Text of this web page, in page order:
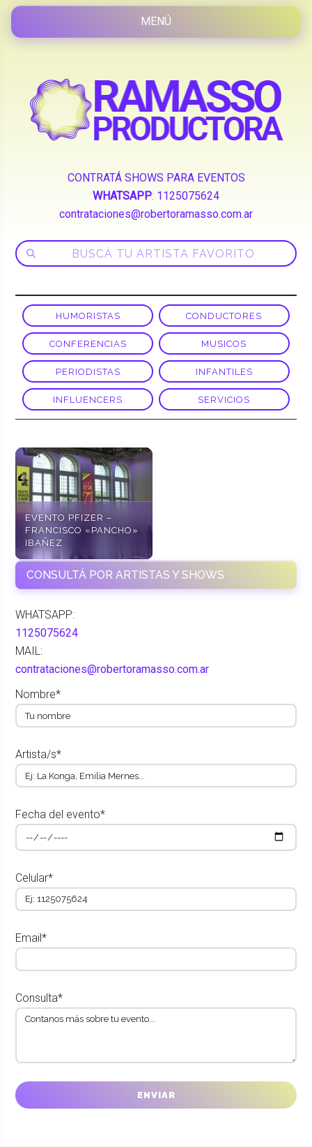
CONTRATÁ SHOWS PARA EVENTOS
WHATSAPP: 1125075624
contrataciones@robertoramasso.com.ar
HUMORISTAS CONDUCTORES
CONFERENCIAS MUSICOS
PERIODISTAS INFANTILES
INFLUENCERS SERVICIOS
EVENTO PFIZER –
FRANCISCO «PANCHO»
IBAÑEZ
CONSULTÁ POR ARTISTAS Y SHOWS
WHATSAPP:
1125075624
MAIL:
contrataciones@robertoramasso.com.ar
Nombre*
Artista/s*
Fecha del evento*
Celular*
Email*
Consulta*